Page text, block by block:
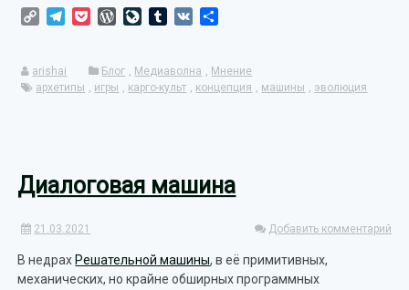
единиц»
Copy TelegramPocketWordPress
LiveJournal
Tumblr
VK
arishai Блог , Медиаволна , Мнение
архетипы , игры , карго-культ , концепция , машины , эволюция
Диалоговая машина
21.03.2021 Добавить комментарий
В недрах Решательной машины, в её примитивных,
механических, но крайне обширных программных